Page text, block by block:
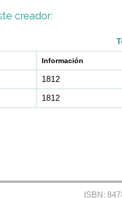
creador:
Información
1812
1812
ISBN: